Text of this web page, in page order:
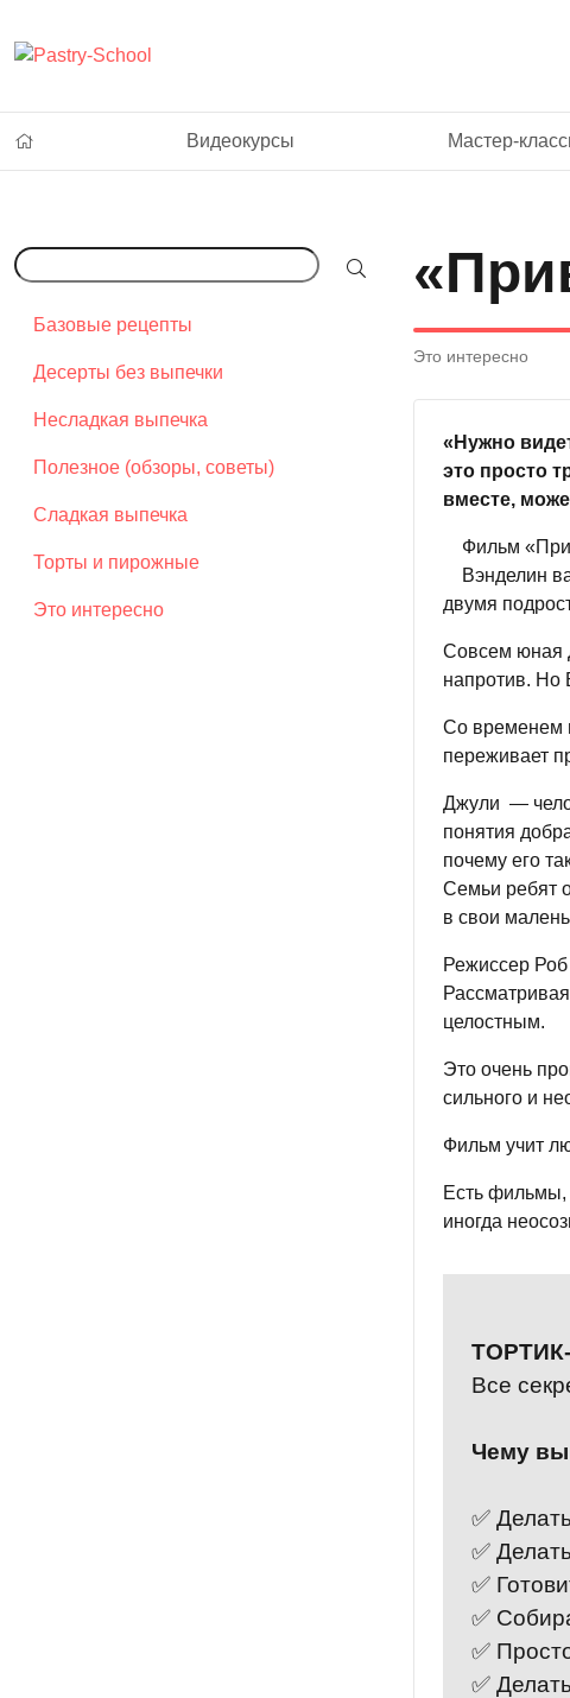
Видеокурсы Мастер-
Базовые рецепты
Десерты без выпечки
Несладкая выпечка
Полезное (обзоры, советы)
Сладкая выпечка
Торты и пирожные
Это интересно
Это интересно
«Нужно
это просто
вместе,
Фильм
Вэнделин
двумя
Совсем юная
напротив. Но
Со временем
переживает
Джули —
понятия
почему его
Семьи ребят
в свои
Режиссер
целостным.
Это очень
сильного и
Фильм учит
Есть фильмы,
иногда
Все
Чему вы
✅
✅
✅
✅
✅
✅